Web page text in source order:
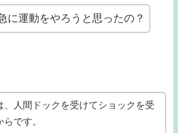
に運動をやろうと思ったの？
、人間ドックを受けてショックを受
らです。